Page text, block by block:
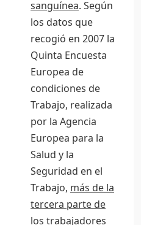
sanguínea. Según
los datos que
recogió en 2007 la
Quinta Encuesta
Europea de
condiciones de
Trabajo, realizada
por la Agencia
Europea para la
Salud y la
Seguridad en el
Trabajo, más de la
tercera parte de
los trabajadores